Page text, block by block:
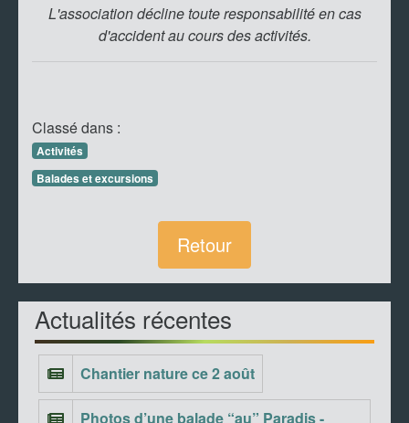
L'association décline toute responsabilité en cas
d'accident au cours des activités.
Classé dans :
Activités
Balades et excursions
Retour
Actualités récentes
Chantier nature ce 2 août
Photos d’une balade “au” Paradis -